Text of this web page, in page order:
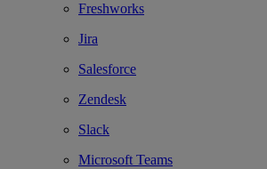
Freshworks
Jira
Salesforce
Zendesk
Slack
Microsoft Teams